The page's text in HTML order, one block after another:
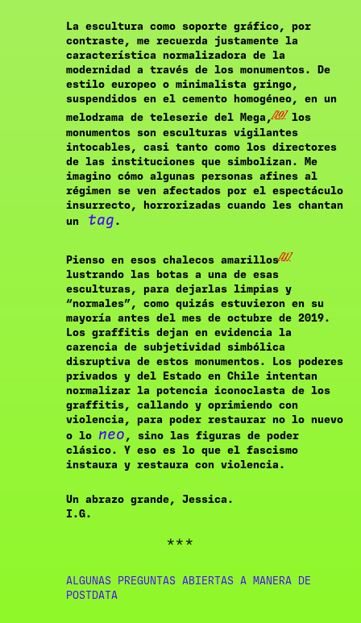
La escultura como soporte gráfico, por
contraste, me recuerda justamente la
característica normalizadora de la
modernidad a través de los monumentos. De
estilo europeo o minimalista gringo,
suspendidos en el cemento homogéneo, en un
melodrama de teleserie del Mega,[10]los
monumentos son esculturas vigilantes
intocables, casi tanto como los directores
de las instituciones que simbolizan. Me
imagino cómo algunas personas afines al
régimen se ven afectados por el espectáculo
insurrecto, horrorizadas cuando les chantan
un
tag.
Pienso en esos chalecos amarillos[11]
lustrando las botas a una de esas
esculturas, para dejarlas limpias y
“normales”, como quizás estuvieron en su
mayoría antes del mes de octubre de 2019.
Los graffitis dejan en evidencia la
carencia de subjetividad simbólica
disruptiva de estos monumentos. Los poderes
privados y del Estado en Chile intentan
normalizar la potencia iconoclasta de los
graffitis, callando y oprimiendo con
violencia, para poder restaurar no lo nuevo
o loneo, sino las figuras de poder
clásico. Y eso es lo que el fascismo
instaura y restaura con violencia.
Un abrazo grande, Jessica.
I.G.
***
ALGUNAS PREGUNTAS ABIERTAS A MANERA DE
POSTDATA